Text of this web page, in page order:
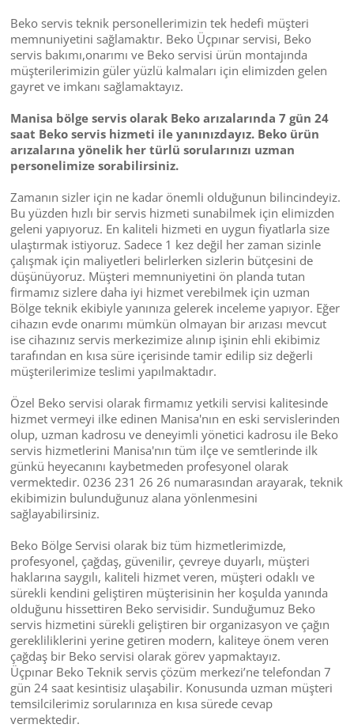
Beko servis teknik personellerimizin tek hedefi müşteri
memnuniyetini sağlamaktır. Beko Üçpınar servisi, Beko
servis bakımı,onarımı ve Beko servisi ürün montajında
müşterilerimizin güler yüzlü kalmaları için elimizden gelen
gayret ve imkanı sağlamaktayız.
Manisa bölge servis olarak Beko arızalarında 7 gün 24
saat Beko servis hizmeti ile yanınızdayız. Beko ürün
arızalarına yönelik her türlü sorularınızı uzman
personelimize sorabilirsiniz.
Zamanın sizler için ne kadar önemli olduğunun bilincindeyiz.
Bu yüzden hızlı bir servis hizmeti sunabilmek için elimizden
geleni yapıyoruz. En kaliteli hizmeti en uygun fiyatlarla size
ulaştırmak istiyoruz. Sadece 1 kez değil her zaman sizinle
çalışmak için maliyetleri belirlerken sizlerin bütçesini de
düşünüyoruz. Müşteri memnuniyetini ön planda tutan
firmamız sizlere daha iyi hizmet verebilmek için uzman
Bölge teknik ekibiyle yanınıza gelerek inceleme yapıyor. Eğer
cihazın evde onarımı mümkün olmayan bir arızası mevcut
ise cihazınız servis merkezimize alınıp işinin ehli ekibimiz
tarafından en kısa süre içerisinde tamir edilip siz değerli
müşterilerimize teslimi yapılmaktadır.
Özel Beko servisi olarak firmamız yetkili servisi kalitesinde
hizmet vermeyi ilke edinen Manisa'nın en eski servislerinden
olup, uzman kadrosu ve deneyimli yönetici kadrosu ile Beko
servis hizmetlerini Manisa'nın tüm ilçe ve semtlerinde ilk
günkü heyecanını kaybetmeden profesyonel olarak
vermektedir. 0236 231 26 26 numarasından arayarak, teknik
ekibimizin bulunduğunuz alana yönlenmesini
sağlayabilirsiniz.
Beko Bölge Servisi olarak biz tüm hizmetlerimizde,
profesyonel, çağdaş, güvenilir, çevreye duyarlı, müşteri
haklarına saygılı, kaliteli hizmet veren, müşteri odaklı ve
sürekli kendini geliştiren müşterisinin her koşulda yanında
olduğunu hissettiren Beko servisidir. Sunduğumuz Beko
servis hizmetini sürekli geliştiren bir organizasyon ve çağın
gerekliliklerini yerine getiren modern, kaliteye önem veren
çağdaş bir Beko servisi olarak görev yapmaktayız.
Üçpınar Beko Teknik servis çözüm merkezi’ne telefondan 7
gün 24 saat kesintisiz ulaşabilir. Konusunda uzman müşteri
temsilcilerimiz sorularınıza en kısa sürede cevap
vermektedir.